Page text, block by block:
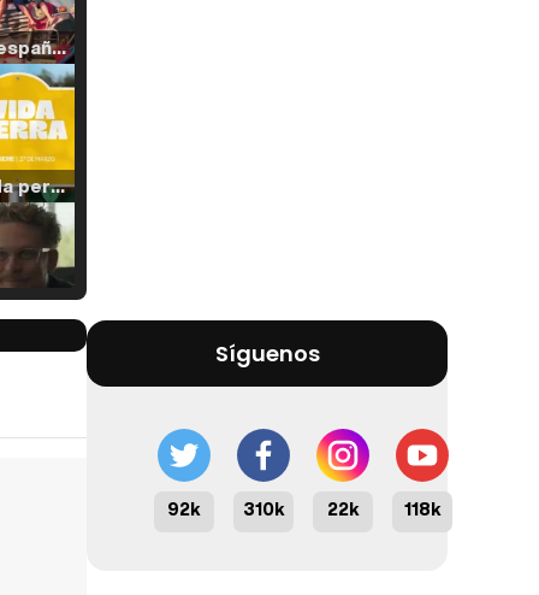
Tráiler en español de 'La isla olvidada'
Tráiler 'Vida perra' (2026)
Tráiler Oficial en VOSE 'The Audacity'
Síguenos
92k 310k 22k 118k